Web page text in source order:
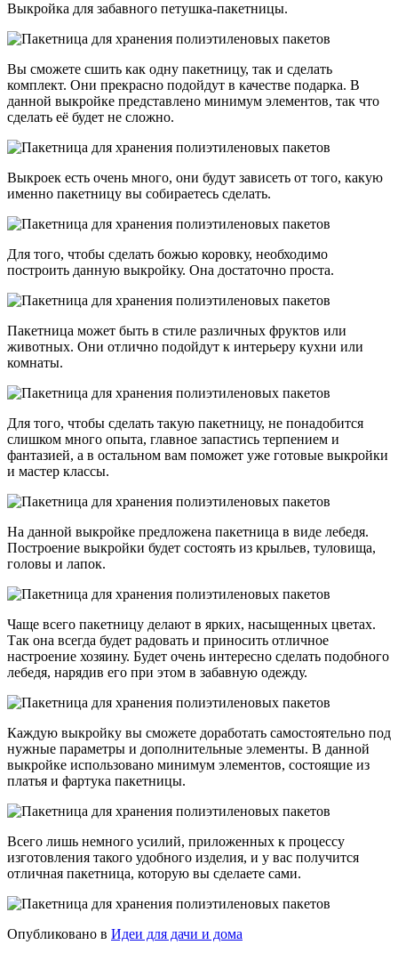
Выкройка для забавного петушка-пакетницы.
Вы сможете сшить как одну пакетницу, так и сделать
комплект. Они прекрасно подойдут в качестве подарка. В
данной выкройке представлено минимум элементов, так что
сделать её будет не сложно.
Выкроек есть очень много, они будут зависеть от того, какую
именно пакетницу вы собираетесь сделать.
Для того, чтобы сделать божью коровку, необходимо
построить данную выкройку. Она достаточно проста.
Пакетница может быть в стиле различных фруктов или
животных. Они отлично подойдут к интерьеру кухни или
комнаты.
Для того, чтобы сделать такую пакетницу, не понадобится
слишком много опыта, главное запастись терпением и
фантазией, а в остальном вам поможет уже готовые выкройки
и мастер классы.
На данной выкройке предложена пакетница в виде лебедя.
Построение выкройки будет состоять из крыльев, туловища,
головы и лапок.
Чаще всего пакетницу делают в ярких, насыщенных цветах.
Так она всегда будет радовать и приносить отличное
настроение хозяину. Будет очень интересно сделать подобного
лебедя, нарядив его при этом в забавную одежду.
Каждую выкройку вы сможете доработать самостоятельно под
нужные параметры и дополнительные элементы. В данной
выкройке использовано минимум элементов, состоящие из
платья и фартука пакетницы.
Всего лишь немного усилий, приложенных к процессу
изготовления такого удобного изделия, и у вас получится
отличная пакетница, которую вы сделаете сами.
Опубликовано в Идеи для дачи и дома